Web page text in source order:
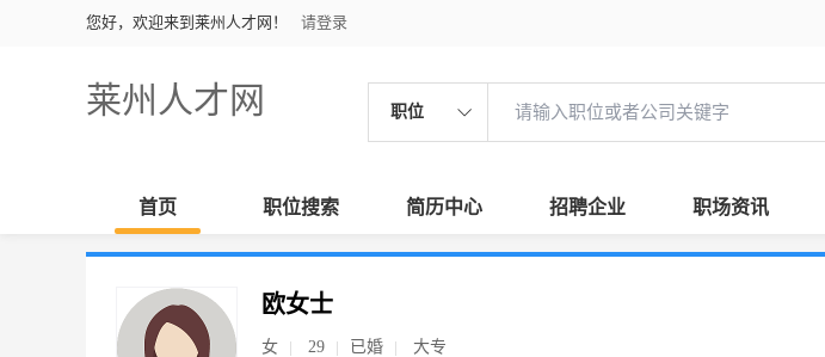
您好，欢迎来到莱州人才网！ 请登录
莱州人才网 职位
首页 职位搜索 简历中心 招聘企业 职场资讯
欧女士
女 29 已婚 大专